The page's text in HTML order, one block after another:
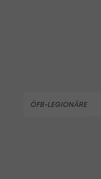
ÖFB-LEGIONÄRE